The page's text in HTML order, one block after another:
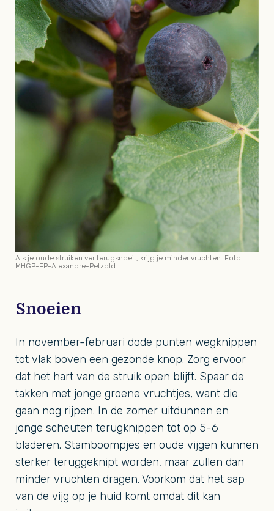
Snoeien
In november-februari dode punten wegknippen
tot vlak boven een gezonde knop. Zorg ervoor
dat het hart van de struik open blijft. Spaar de
takken met jonge groene vruchtjes, want die
gaan nog rijpen. In de zomer uitdunnen en
jonge scheuten terugknippen tot op 5-6
bladeren. Stamboompjes en oude vijgen kunnen
sterker teruggeknipt worden, maar zullen dan
minder vruchten dragen. Voorkom dat het sap
van de vijg op je huid komt omdat dit kan
Als je oude struiken ver terugsnoeit, krijg je minder vruchten. Foto
MHGP-FP-Alexandre-Petzold